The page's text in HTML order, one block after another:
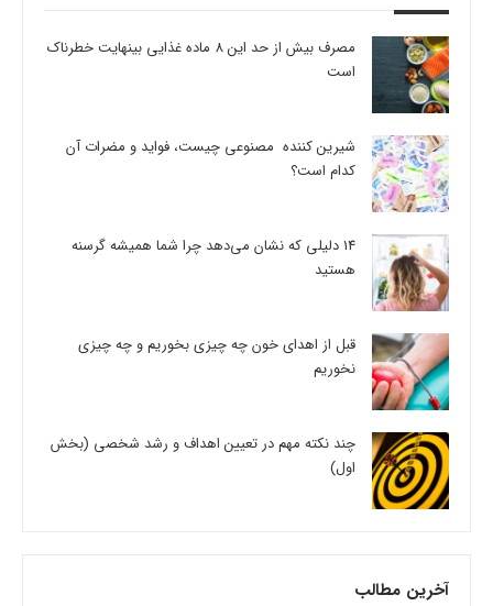
مصرف بیش از حد این 8 ماده غذایی بینهایت خطرناک
است
شیرین کننده مصنوعی چیست، فواید و مضرات آن
کدام است؟
14 دلیلی که نشان می‌دهد چرا شما همیشه گرسنه
هستید
قبل از اهدای خون چه چیزی بخوریم و چه چیزی
نخوریم
چند نکته مهم در تعیین اهداف و رشد شخصی (بخش
اول)
آخرین مطالب